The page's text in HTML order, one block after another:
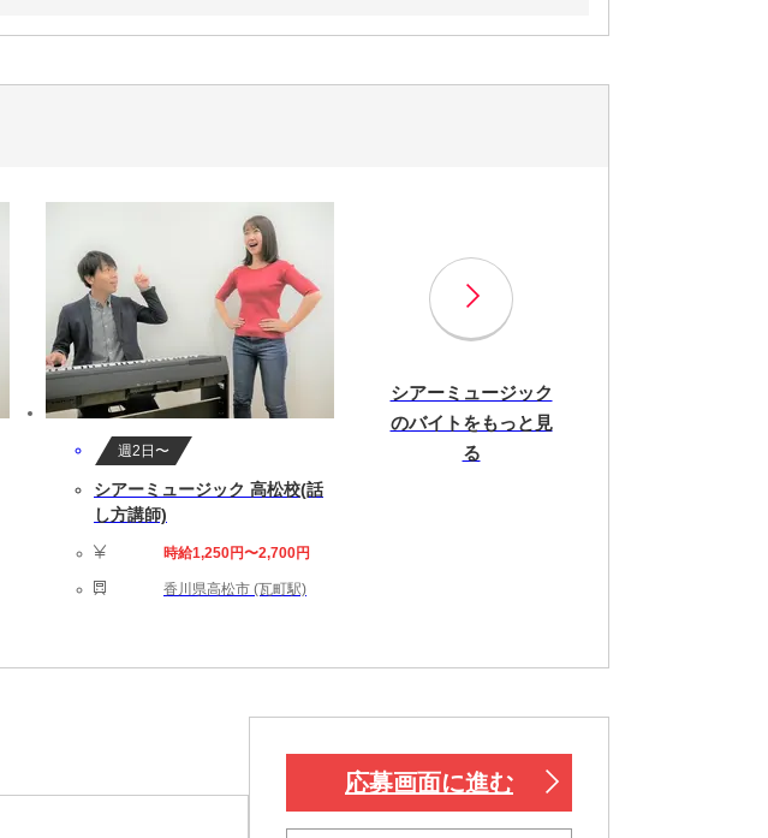
週2日〜
シアーミュージック 高松校(話
し方講師)
時給1,250円〜2,700円
香川県高松市 (瓦町駅)
シアーミュージック
のバイトをもっと見
る
応募画面に進む